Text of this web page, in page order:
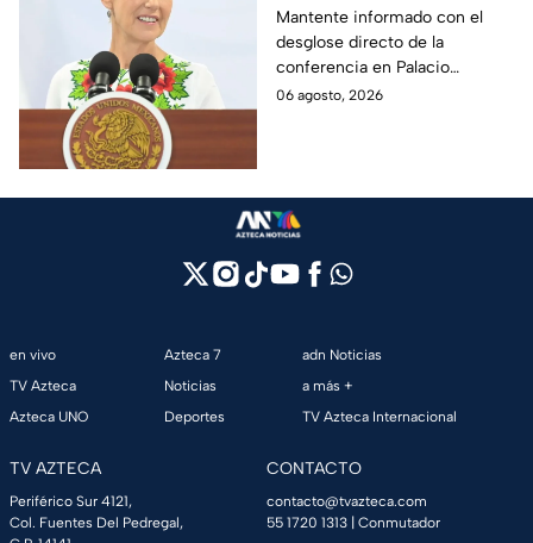
Claudia Sheinbaum
hoy jueves 6 de agosto
en la mañanera
Mantente informado con el
desglose directo de la
conferencia en Palacio
Nacional este jueves 6 de
06 agosto, 2026
en vivo
TV Azteca
Azteca UNO
Azteca 7
Noticias
Deportes
adn Noticias
a más +
TV Azteca Internacional
TV AZTECA
Periférico Sur 4121,
Col. Fuentes Del Pedregal,
CONTACTO
contacto@tvazteca.com
55 1720 1313 | Conmutador